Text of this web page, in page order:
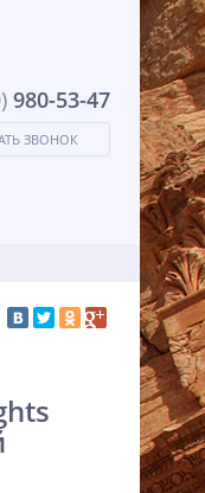
980-53-47
ЗВОНОК